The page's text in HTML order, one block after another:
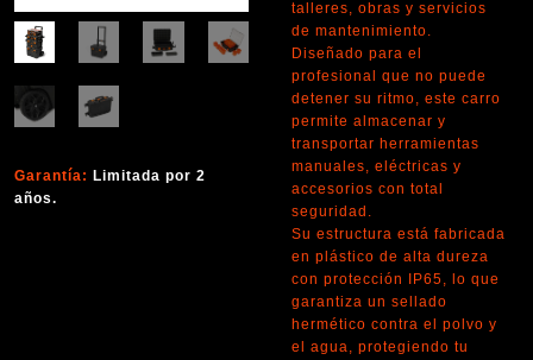
Garantía: Limitada por 2
años.
talleres, obras y servicios
de mantenimiento.
Diseñado para el
profesional que no puede
detener su ritmo, este carro
permite almacenar y
transportar herramientas
manuales, eléctricas y
accesorios con total
seguridad.
Su estructura está fabricada
en plástico de alta dureza
con protección IP65, lo que
garantiza un sellado
hermético contra el polvo y
el agua, protegiendo tu